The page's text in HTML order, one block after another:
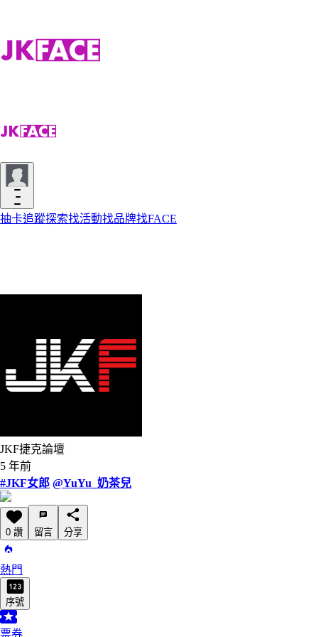
抽卡追蹤探索找活動找品牌找FACE
JKF捷克論壇
5 年前
#JKF女郎 @YuYu_奶茶兒
0 讚 留言 分享
熱門
序號
票券